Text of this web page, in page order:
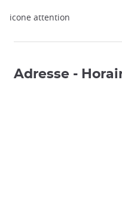
icone attention
Adresse -